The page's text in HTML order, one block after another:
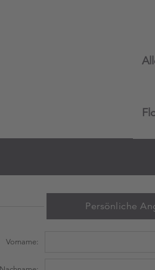
Persönliche
Vorname: